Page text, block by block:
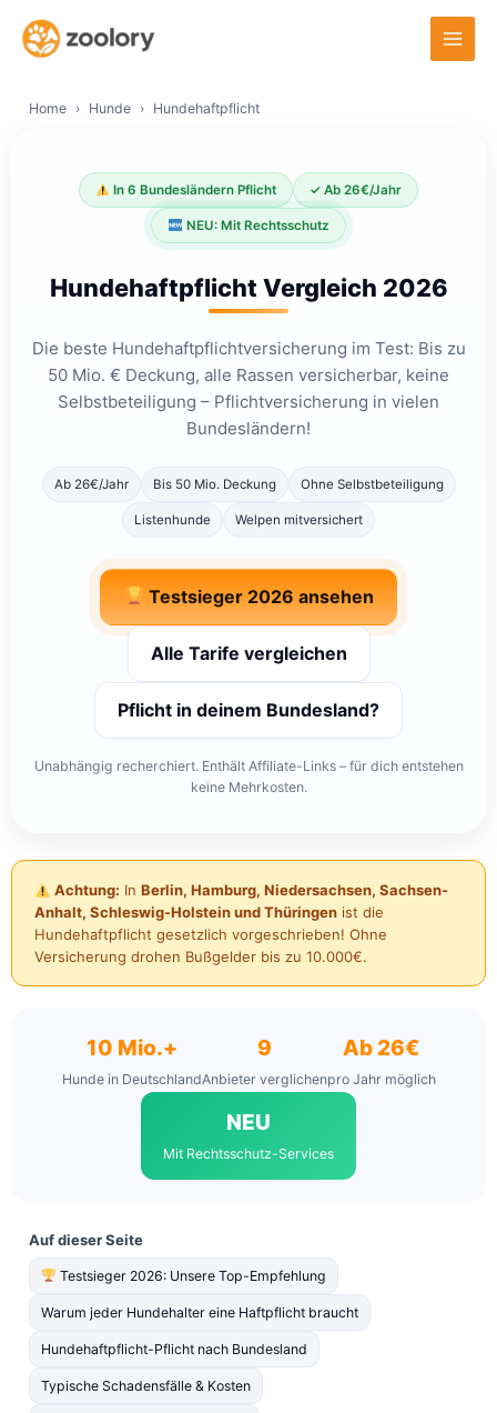
Inhalt
springen
Home Hunde Hundehaftpflicht
In 6 Bundesländern Pflicht ✓ Ab 26€/Jahr
NEU: Mit Rechtsschutz
Hundehaftpflicht Vergleich 2026
Die beste Hundehaftpflichtversicherung im Test: Bis zu
50 Mio. € Deckung, alle Rassen versicherbar, keine
Selbstbeteiligung – Pflichtversicherung in vielen
Bundesländern!
Ab 26€/Jahr Bis 50 Mio. Deckung Ohne Selbstbeteiligung
Listenhunde Welpen mitversichert
Testsieger 2026 ansehen
Alle Tarife vergleichen
Pflicht in deinem Bundesland?
Unabhängig recherchiert. Enthält Affiliate-Links – für dich entstehen
keine Mehrkosten.
Achtung: In Berlin, Hamburg, Niedersachsen, Sachsen-
Anhalt, Schleswig-Holstein und Thüringen ist die
Hundehaftpflicht gesetzlich vorgeschrieben! Ohne
Versicherung drohen Bußgelder bis zu 10.000€.
10 Mio.+
Hunde in Deutschland
9
Anbieter verglichen
Ab 26€
pro Jahr möglich
NEU
Mit Rechtsschutz-Services
Auf dieser Seite
Testsieger 2026: Unsere Top-Empfehlung
Warum jeder Hundehalter eine Haftpflicht braucht
Hundehaftpflicht-Pflicht nach Bundesland
Typische Schadensfälle & Kosten